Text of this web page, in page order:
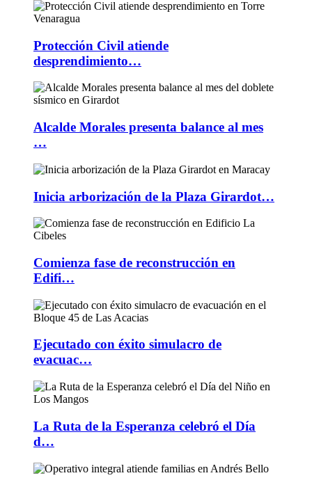
Protección Civil atiende
desprendimiento…
Alcalde Morales presenta balance al mes
…
Inicia arborización de la Plaza Girardot…
Comienza fase de reconstrucción en
Edifi…
Ejecutado con éxito simulacro de
evacuac…
La Ruta de la Esperanza celebró el Día
d…